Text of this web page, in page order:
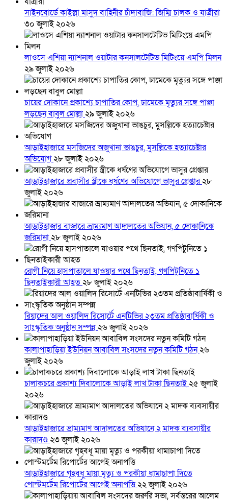
সাইনবোর্ডে কাইল্লা মাসুদ বাহিনীর চাঁদাবাজি: জিম্মি চালক ও যাত্রীরা
৩০ জুলাই ২০২৬
লাওসে এশিয়া ন্যাশনাল ওয়াটার কনসালটেটিভ মিটিংয়ে এমপি মিলন
২৯ জুলাই ২০২৬
চায়ের দোকানে প্রকাশ্যে চাপাতির কোপ, ঢামেকে মৃত্যুর সঙ্গে পাঞ্জা
লড়ছেন বাবুল মোল্লা২৯ জুলাই ২০২৬
আড়াইহাজারে মস‌জি‌দের অজুখানা ভাঙচুর, মুসল্লিকে হত্যাচেষ্টার
অভিযোগ২৮ জুলাই ২০২৬
আড়াইহাজারে প্রবাসীর স্ত্রীকে ধর্ষণের অভিযোগে ভাসুর গ্রেপ্তার২৮
জুলাই ২০২৬
আড়াইহাজার বাজারে ভ্রাম্যমাণ আদালতের অভিযান, ৫ দোকানিকে
জরিমানা২৮ জুলাই ২০২৬
রোগী নিয়ে হাসপাতালে যাওয়ার পথে ছিনতাই, গণপিটুনিতে ১
ছিনতাইকারী আহত২৮ জুলাই ২০২৬
রিয়াদের আল ওয়ালিদ রিসোর্টে এনটিভির ২৩তম প্রতিষ্ঠাবার্ষিকী ও
সাংস্কৃতিক অনুষ্ঠান সম্পন্ন২৬ জুলাই ২০২৬
কালাপাহাড়িয়া ইউনিয়ন আবাবিল সংসদের নতুন কমিটি গঠন২৬
জুলাই ২০২৬
চালাকচরে প্রকাশ্য দিবালোকে আড়াই লাখ টাকা ছিনতাই২৫ জুলাই
২০২৬
আড়াইহাজারে ভ্রাম্যমাণ আদালতের অভিযানে ২ মাদক ব্যবসায়ীর
কারাদণ্ড২৩ জুলাই ২০২৬
আড়াইহাজারে গৃহবধূ মায়া মৃত্যু ও পরকীয়া ধামাচাপা দিতে
পোস্টমর্টেম রিপোর্টের আগেই অনাপত্তি২২ জুলাই ২০২৬